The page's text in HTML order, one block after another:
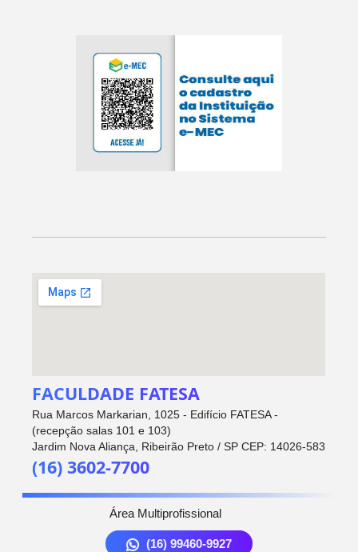
FACULDADE FATESA
Rua Marcos Markarian, 1025 - Edifício FATESA -
(recepção salas 101 e 103)
Jardim Nova Aliança, Ribeirão Preto / SP CEP: 14026-583
(16) 3602-7700
Área Multiprofissional
(16) 99460-9927